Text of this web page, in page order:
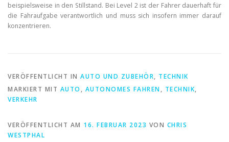
beispielsweise in den Stillstand. Bei Level 2 ist der Fahrer dauerhaft für
die Fahraufgabe verantwortlich und muss sich insofern immer darauf
konzentrieren.
VERÖFFENTLICHT IN AUTO UND ZUBEHÖR, TECHNIK
MARKIERT MIT AUTO , AUTONOMES FAHREN, TECHNIK,
VERKEHR
VERÖFFENTLICHT AM 16. FEBRUAR 2023 VON CHRIS
WESTPHAL